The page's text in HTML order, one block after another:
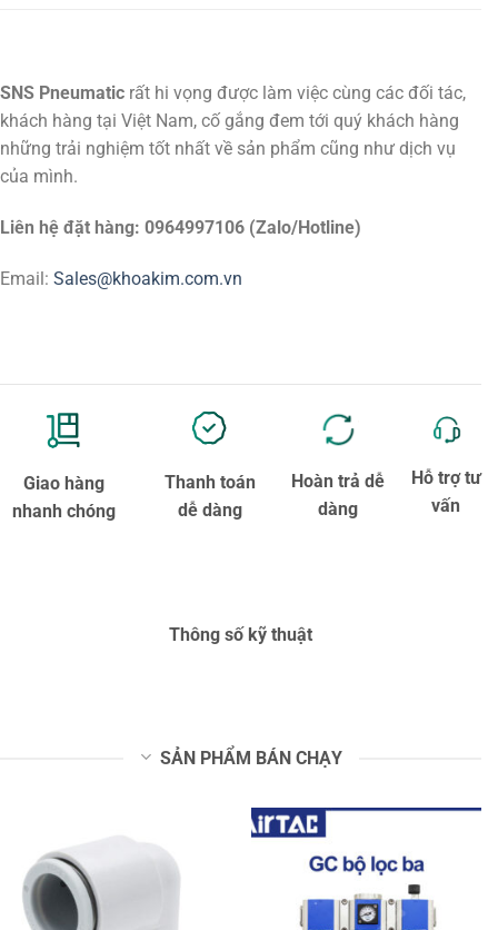
SNS Pneumatic rất hi vọng được làm việc cùng các đối tác,
khách hàng tại Việt Nam, cố gắng đem tới quý khách hàng
những trải nghiệm tốt nhất về sản phẩm cũng như dịch vụ
của mình.
Liên hệ đặt hàng: 0964997106 (Zalo/Hotline)
Email: Sales@khoakim.com.vn
Giao hàng
nhanh chóng
Thanh toán
dễ dàng
Hoàn trả dễ
dàng
Hỗ trợ tư
vấn
Thông số kỹ thuật
SẢN PHẨM BÁN CHẠY